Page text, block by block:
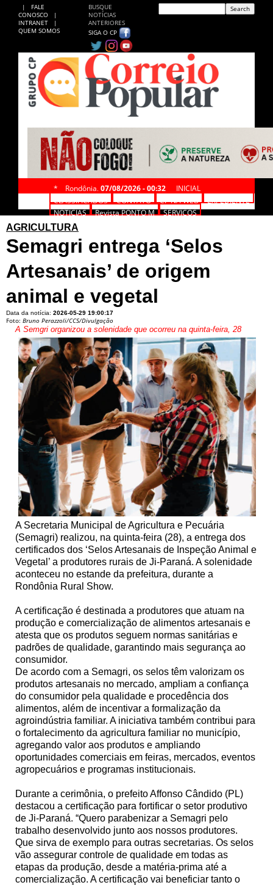
|
FALE
CONOSCO
|
INTRANET
|
QUEM SOMOS
BUSQUE
NOTÍCIAS
ANTERIORES
SIGA O CP
* Rondônia, 07/08/2026 - 00:32
INICIAL
CLASSIFICADOS
CONTATO CP NA WEB
EXPEDIENTE
NOTÍCIAS
Revista PONTO M
SERVIÇOS
AGRICULTURA
Semagri entrega ‘Selos
Artesanais’ de origem
animal e vegetal
Data da notícia: 2026-05-29 19:00:17
Foto: Bruno Perazzoli/CCS/Divulgação
A Semgri organizou a solenidade que ocorreu na quinta-feira, 28
A Secretaria Municipal de Agricultura e Pecuária
(Semagri) realizou, na quinta-feira (28), a entrega dos
certificados dos ‘Selos Artesanais de Inspeção Animal e
Vegetal’ a produtores rurais de Ji-Paraná. A solenidade
aconteceu no estande da prefeitura, durante a
Rondônia Rural Show.
A certificação é destinada a produtores que atuam na
produção e comercialização de alimentos artesanais e
atesta que os produtos seguem normas sanitárias e
padrões de qualidade, garantindo mais segurança ao
consumidor.
De acordo com a Semagri, os selos têm valorizam os
produtos artesanais no mercado, ampliam a confiança
do consumidor pela qualidade e procedência dos
alimentos, além de incentivar a formalização da
agroindústria familiar. A iniciativa também contribui para
o fortalecimento da agricultura familiar no município,
agregando valor aos produtos e ampliando
oportunidades comerciais em feiras, mercados, eventos
agropecuários e programas institucionais.
Durante a cerimônia, o prefeito Affonso Cândido (PL)
destacou a certificação para fortificar o setor produtivo
de Ji-Paraná. “Quero parabenizar a Semagri pelo
trabalho desenvolvido junto aos nossos produtores.
Que sirva de exemplo para outras secretarias. Os selos
vão assegurar controle de qualidade em todas as
etapas da produção, desde a matéria-prima até a
comercialização. A certificação vai beneficiar tanto o